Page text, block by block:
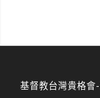
基督教台灣貴格會